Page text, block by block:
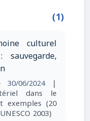
(1)
culturel
06/2024 |
dans le
exemples (20
2003)